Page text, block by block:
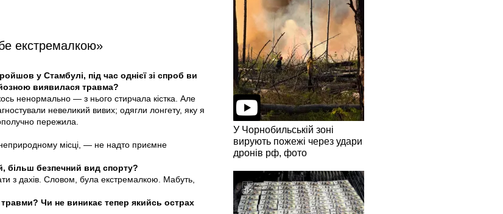
екстремалкою»
у Стамбулі, під час однієї зі спроб ви
виявилася травма?
ненормально — з нього стирчала кістка. Але
невеликий вивих; одягли лонгету, яку я
пережила.
місці, — не надто приємне
безпечний вид спорту?
з дахів. Словом, була екстремалкою. Мабуть,
Чи не виникає тепер якийсь острах
У Чорнобильській зоні
вирують пожежі через удари
дронів рф, фото